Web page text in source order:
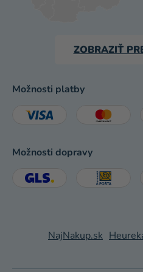
ZOBRAZIŤ
Možnosti platby
Možnosti dopravy
NajNakup.sk